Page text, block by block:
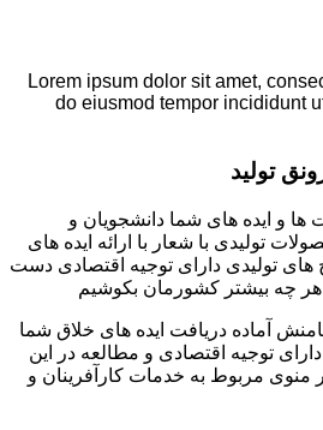
Lorem ipsum dolor sit amet,
do eiusmod tempor incididunt
تولید
ها و ایده های شما دانشجویان و
تولیدی با شعار با ارائه ایده های
های تولیدی دارای توجیه اقتصادی دست
چه بیشتر کشورمان بکوشیم
آماده دریافت ایده های خلاق شما
توجیه اقتصادی و مطالعه در این
منوی مربوط به خدمات کارآفرینان و